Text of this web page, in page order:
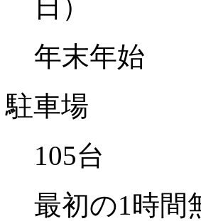
日）
年末年始
駐車場
105台
最初の1時間